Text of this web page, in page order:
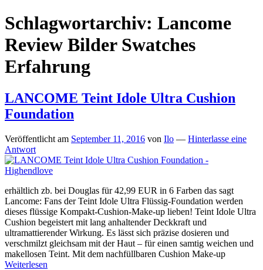
Schlagwortarchiv: Lancome
Review Bilder Swatches
Erfahrung
LANCOME Teint Idole Ultra Cushion
Foundation
Veröffentlicht am September 11, 2016 von Ilo — Hinterlasse eine
Antwort
erhältlich zb. bei Douglas für 42,99 EUR in 6 Farben das sagt
Lancome: Fans der Teint Idole Ultra Flüssig-Foundation werden
dieses flüssige Kompakt-Cushion-Make-up lieben! Teint Idole Ultra
Cushion begeistert mit lang anhaltender Deckkraft und
ultramattierender Wirkung. Es lässt sich präzise dosieren und
verschmilzt gleichsam mit der Haut – für einen samtig weichen und
makellosen Teint. Mit dem nachfüllbaren Cushion Make-up
Weiterlesen